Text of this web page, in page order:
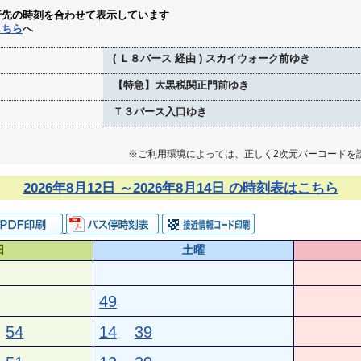
の時刻を合わせて表示しています
らへ
( Ｌ８バース 経由 ) スカイウォーク前ゆき
【特急】大黒税関正門前ゆき
Ｔ３バース入口ゆき
※ご利用環境によっては、正しく2次元バーコードを
2026年8月12日 ～2026年8月14日 の時刻表はこちら
土曜
49
54
14
39